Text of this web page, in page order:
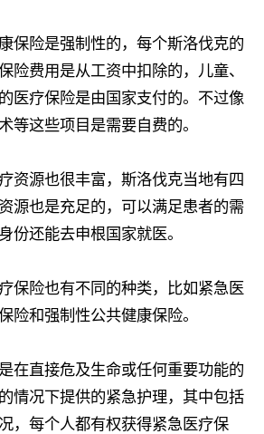
险是强制性的，每个斯洛伐克的
险费用是从工资中扣除的，儿童、
医疗保险是由国家支付的。不过像
等这些项目是需要自费的。
源也很丰富，斯洛伐克当地有四
源也是充足的，可以满足患者的需
份还能去申根国家就医。
险也有不同的种类，比如紧急医
险和强制性公共健康保险。
直接危及生命或任何重要功能的
情况下提供的紧急护理，其中包括
，每个人都有权获得紧急医疗保